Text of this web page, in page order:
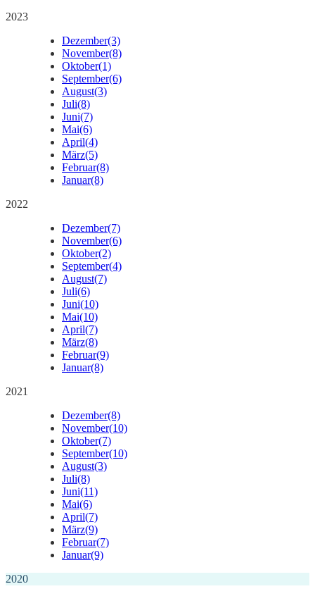
2023
Dezember(3)
November(8)
Oktober(1)
September(6)
August(3)
Juli(8)
Juni(7)
Mai(6)
April(4)
März(5)
Februar(8)
Januar(8)
2022
Dezember(7)
November(6)
Oktober(2)
September(4)
August(7)
Juli(6)
Juni(10)
Mai(10)
April(7)
März(8)
Februar(9)
Januar(8)
2021
Dezember(8)
November(10)
Oktober(7)
September(10)
August(3)
Juli(8)
Juni(11)
Mai(6)
April(7)
März(9)
Februar(7)
Januar(9)
2020